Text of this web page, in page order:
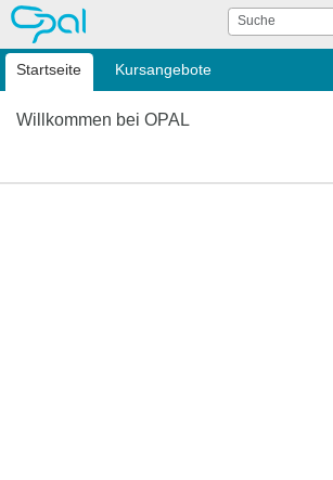
OPAL Suche
Startseite Kursangebote
Willkommen bei OPAL